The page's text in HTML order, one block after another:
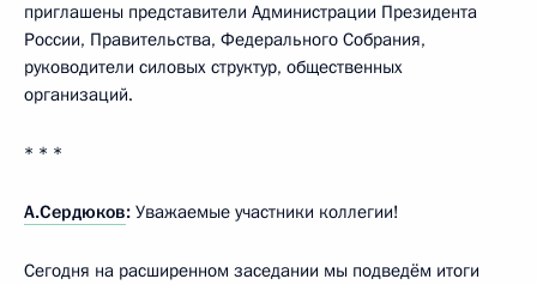
приглашены представители Администрации Президента
России, Правительства, Федерального Собрания,
руководители силовых структур, общественных
организаций.
* * *
А.Сердюков: Уважаемые участники коллегии!
Сегодня на расширенном заседании мы подведём итоги